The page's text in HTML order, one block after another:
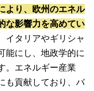
より、欧州のエネル
な影響力を高めてい
イタリアやギリシャ
能にし、地政学的に
。エネルギー産業
も貢献しており、バ